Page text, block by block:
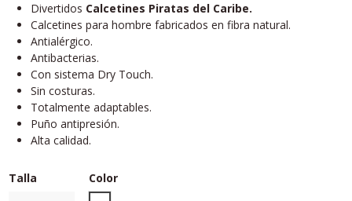
Divertidos Calcetines Piratas del Caribe.
Calcetines para hombre fabricados en fibra natural.
Antialérgico.
Antibacterias.
Con sistema Dry Touch.
Sin costuras.
Totalmente adaptables.
Puño antipresión.
Alta calidad.
Talla
Color